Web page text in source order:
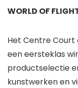
WORLD OF
Het Centre Court
een eersteklas
productselectie
kunstwerken en